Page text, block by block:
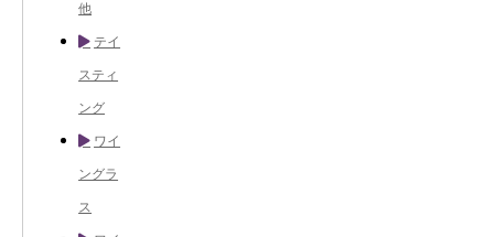
他
テイ
スティ
ング
ワイ
ングラ
ス